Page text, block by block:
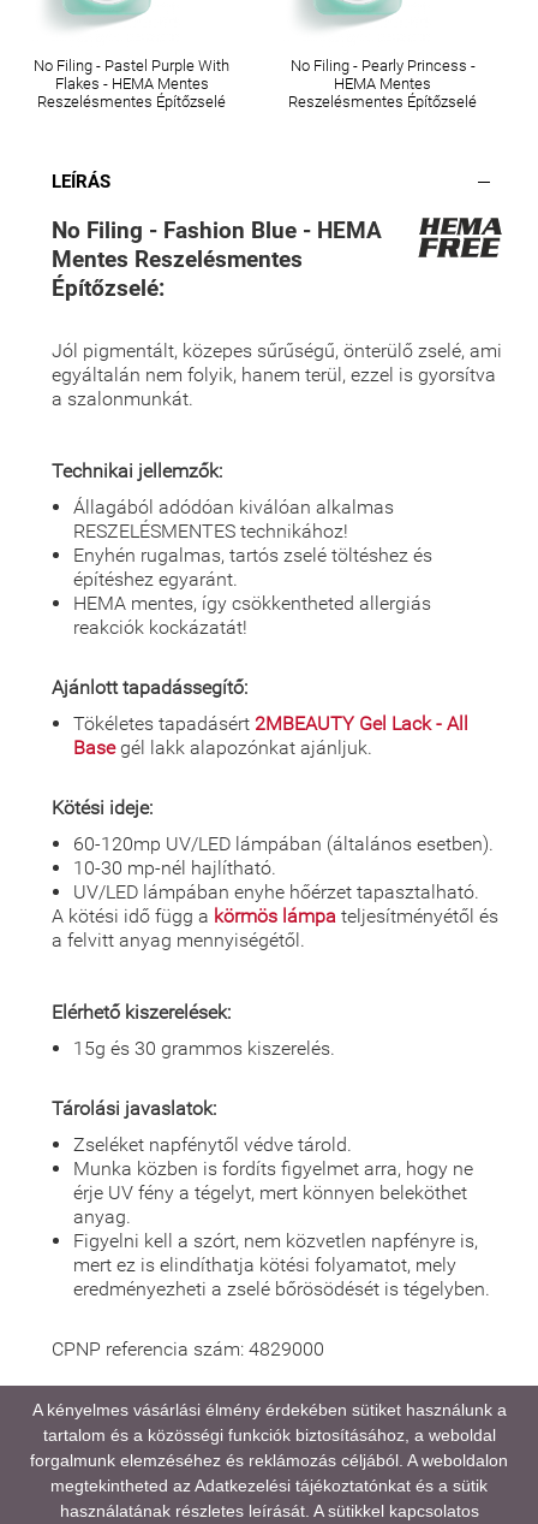
No Filing - Pastel Purple With
Flakes - HEMA Mentes
Reszelésmentes Építőzselé
No Filing - Pearly Princess -
HEMA Mentes
Reszelésmentes Építőzselé
LEÍRÁS
No Filing - Fashion Blue - HEMA
Mentes Reszelésmentes
Építőzselé:
Jól pigmentált, közepes sűrűségű, önterülő zselé, ami
egyáltalán nem folyik, hanem terül, ezzel is gyorsítva
a szalonmunkát.
Technikai jellemzők:
Állagából adódóan kiválóan alkalmas
RESZELÉSMENTES technikához!
Enyhén rugalmas, tartós zselé töltéshez és
építéshez egyaránt.
HEMA mentes, így csökkentheted allergiás
reakciók kockázatát!
Ajánlott tapadássegítő:
Tökéletes tapadásért 2MBEAUTY Gel Lack - All
Basegél lakk alapozónkat ajánljuk.
Kötési ideje:
60-120mp UV/LED lámpában (általános esetben).
10-30 mp-nél hajlítható.
UV/LED lámpában enyhe hőérzet tapasztalható.
A kötési idő függ a körmös lámpa teljesítményétől és
a felvitt anyag mennyiségétől.
Elérhető kiszerelések:
15g és 30 grammos kiszerelés.
Tárolási javaslatok:
Zseléket napfénytől védve tárold.
Munka közben is fordíts figyelmet arra, hogy ne
érje UV fény a tégelyt, mert könnyen beleköthet
anyag.
Figyelni kell a szórt, nem közvetlen napfényre is,
mert ez is elindíthatja kötési folyamatot, mely
eredményezheti a zselé bőrösödését is tégelyben.
CPNP referencia szám: 4829000
A médiatartalmainkban megjelenő színek eltérhetnek
a valóságtól, kijelző és monitor beállításaitól,
valamint a környezeti fényviszonyoktól függően.
A kényelmes vásárlási élmény érdekében sütiket használunk a
tartalom és a közösségi funkciók biztosításához, a weboldal
forgalmunk elemzéséhez és reklámozás céljából. A weboldalon
megtekintheted azAdatkezelési tájékoztatónkat és a sütik
használatának részletes leírását. A sütikkel kapcsolatos